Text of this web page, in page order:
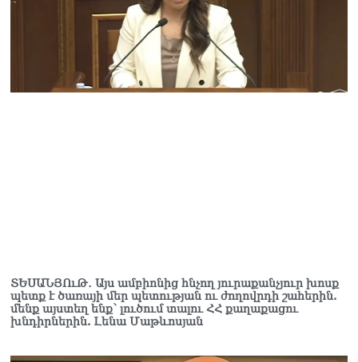
ՏԵՍԱՆՅՈւԹ․ Այս ամբիոնից հնչող յուրաքանչյուր խոսք
պետք է ծառայի մեր պետության ու ժողովրդի շահերին.
մենք այստեղ ենք՝ լուծում տալու ՀՀ քաղաքացու
խնդիրներին. Լենա Մաթևոսյան